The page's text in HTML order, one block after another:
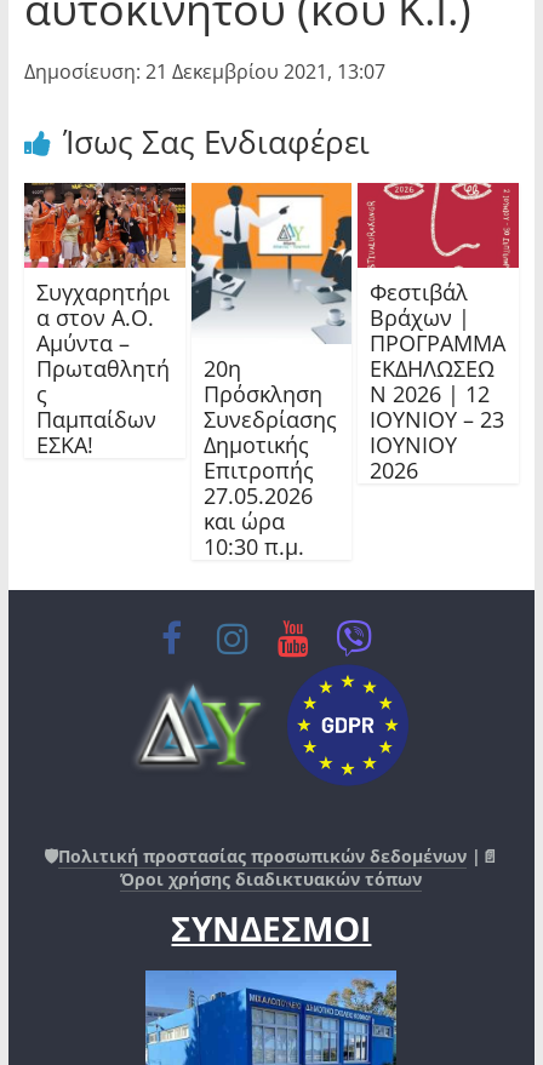
Δημοσίευση: 21 Δεκεμβρίου 2021, 13:07
Ίσως Σας Ενδιαφέρει
Συγχαρητήρι
α στον Α.Ο.
Αμύντα –
Πρωταθλητή
ς
Παμπαίδων
ΕΣΚΑ!
20η
Πρόσκληση
Συνεδρίασης
Δημοτικής
Επιτροπής
27.05.2026
και ώρα
10:30 π.μ.
Φεστιβάλ
Βράχων |
ΠΡΟΓΡΑΜΜΑ
ΕΚΔΗΛΩΣΕΩ
Ν 2026 | 12
ΙΟΥΝΙΟΥ – 23
ΙΟΥΝΙΟΥ
2026
🛡️Πολιτική προστασίας προσωπικών δεδομένων |📄
Όροι χρήσης διαδικτυακών τόπων
ΣΥΝΔΕΣΜΟΙ